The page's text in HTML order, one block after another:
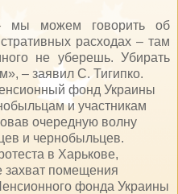
мы можем говорить об
расходах – там
не уберешь. Убирать
– заявил С. Тигипко.
фонд Украины
и участникам
очередную волну
и чернобыльцев.
в Харькове,
захват помещения
фонда Украины